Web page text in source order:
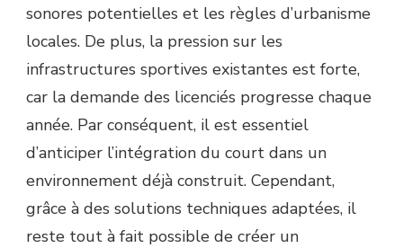
sonores potentielles et les règles d’urbanisme
locales. De plus, la pression sur les
infrastructures sportives existantes est forte,
car la demande des licenciés progresse chaque
année. Par conséquent, il est essentiel
d’anticiper l’intégration du court dans un
environnement déjà construit. Cependant,
grâce à des solutions techniques adaptées, il
reste tout à fait possible de créer un